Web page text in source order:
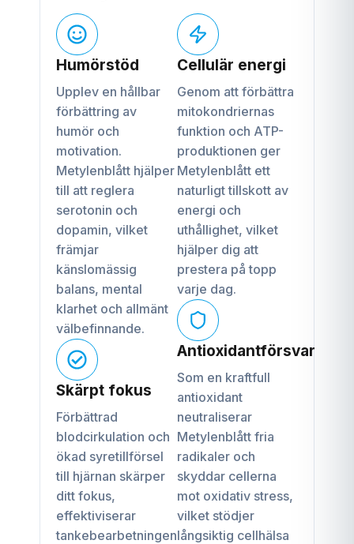
Humörstöd
Upplev en hållbar
förbättring av
humör och
motivation.
Metylenblått hjälper
till att reglera
serotonin och
dopamin, vilket
främjar
känslomässig
balans, mental
klarhet och allmänt
välbefinnande.
Skärpt fokus
Förbättrad
blodcirkulation och
ökad syretillförsel
till hjärnan skärper
ditt fokus,
effektiviserar
tankebearbetningen
Cellulär energi
Genom att förbättra
mitokondriernas
funktion och ATP-
produktionen ger
Metylenblått ett
naturligt tillskott av
energi och
uthållighet, vilket
hjälper dig att
prestera på topp
varje dag.
Antioxidantförsvar
Som en kraftfull
antioxidant
neutraliserar
Metylenblått fria
radikaler och
skyddar cellerna
mot oxidativ stress,
vilket stödjer
långsiktig cellhälsa